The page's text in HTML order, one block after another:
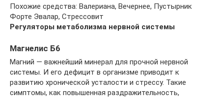
Похожие средства: Валериана, Вечернее, Пустырник
Форте Эвалар, Стрессовит
Регуляторы метаболизма нервной системы
Магнелис Б6
Магний — важнейший минерал для прочной нервной
системы. И его дефицит в организме приводит к
развитию хронической усталости и стрессу. Такие
симптомы, как повышенная раздражительность,